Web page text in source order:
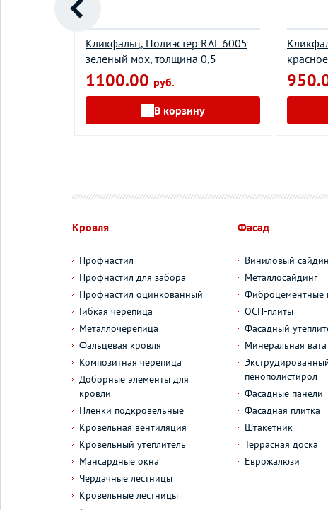
Кликфальц, Полиэстер RAL 6005
зеленый мох, толщина 0,5
1100.00 руб.
В корзину
Кровля
Профнастил
Профнастил для забора
Профнастил оцинкованный
Гибкая черепица
Металлочерепица
Фальцевая кровля
Композитная черепица
Доборные элементы для
кровли
Пленки подкровельные
Кровельная вентиляция
Кровельный утеплитель
Мансардные окна
Чердачные лестницы
Кровельные лестницы
Фасад
Виниловый
Металлосайдинг
Фиброцементные
ОСП-плиты
Фасадный
Минеральная вата
пенополистирол
Фасадные панели
Фасадная плитка
Штакетник
Террасная доска
Еврожалюзи